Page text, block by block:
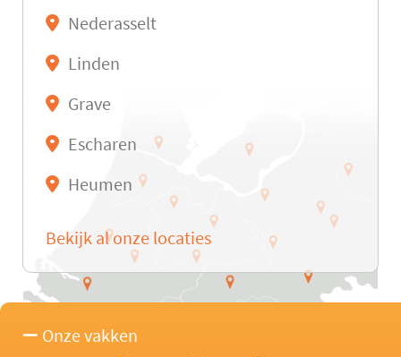
Nederasselt
Linden
Grave
Escharen
Heumen
Bekijk al onze locaties
Onze vakken